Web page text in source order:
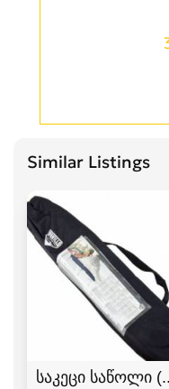
Similar Listings
საკეცი საწოლი